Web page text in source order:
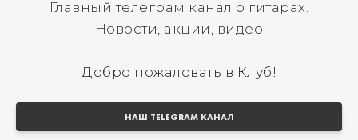
Главный телеграм канал о гитарах.
Новости, акции, видео
Добро пожаловать в Клуб!
НАШ TELEGRAM КАНАЛ